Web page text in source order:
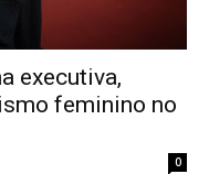
executiva,
feminino no
0